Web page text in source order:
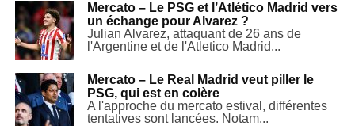
Mercato – Le PSG et l’Atlético Madrid vers
un échange pour Alvarez ?
Julian Alvarez, attaquant de 26 ans de
l'Argentine et de l'Atletico Madrid...
Mercato – Le Real Madrid veut piller le
PSG, qui est en colère
A l'approche du mercato estival, différentes
tentatives sont lancées. Notam...